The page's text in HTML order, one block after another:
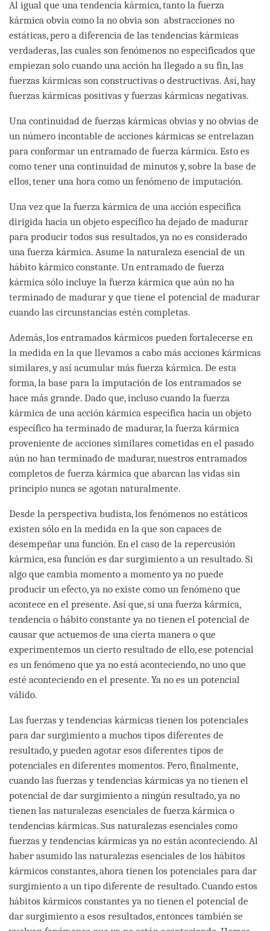
Al igual que una tendencia kármica, tanto la fuerza
kármica obvia como la no obvia son abstracciones no
estáticas, pero a diferencia de las tendencias kármicas
verdaderas, las cuales son fenómenos no especificados que
empiezan solo cuando una acción ha llegado a su fin, las
fuerzas kármicas son constructivas o destructivas. Así, hay
fuerzas kármicas positivas y fuerzas kármicas negativas.
Una continuidad de fuerzas kármicas obvias y no obvias de
un número incontable de acciones kármicas se entrelazan
para conformar un entramado de fuerza kármica. Esto es
como tener una continuidad de minutos y, sobre la base de
ellos, tener una hora como un fenómeno de imputación.
Una vez que la fuerza kármica de una acción específica
dirigida hacia un objeto específico ha dejado de madurar
para producir todos sus resultados, ya no es considerado
una fuerza kármica. Asume la naturaleza esencial de un
hábito kármico constante. Un entramado de fuerza
kármica sólo incluye la fuerza kármica que aún no ha
terminado de madurar y que tiene el potencial de madurar
cuando las circunstancias estén completas.
Además, los entramados kármicos pueden fortalecerse en
la medida en la que llevamos a cabo más acciones kármicas
similares, y así acumular más fuerza kármica. De esta
forma, la base para la imputación de los entramados se
hace más grande. Dado que, incluso cuando la fuerza
kármica de una acción kármica específica hacia un objeto
específico ha terminado de madurar, la fuerza kármica
proveniente de acciones similares cometidas en el pasado
aún no han terminado de madurar, nuestros entramados
completos de fuerza kármica que abarcan las vidas sin
principio nunca se agotan naturalmente.
Desde la perspectiva budista, los fenómenos no estáticos
existen sólo en la medida en la que son capaces de
desempeñar una función. En el caso de la repercusión
kármica, esa función es dar surgimiento a un resultado. Si
algo que cambia momento a momento ya no puede
producir un efecto, ya no existe como un fenómeno que
acontece en el presente. Así que, si una fuerza kármica,
tendencia o hábito constante ya no tienen el potencial de
causar que actuemos de una cierta manera o que
experimentemos un cierto resultado de ello, ese potencial
es un fenómeno que ya no está aconteciendo, no uno que
esté aconteciendo en el presente. Ya no es un potencial
válido.
Las fuerzas y tendencias kármicas tienen los potenciales
para dar surgimiento a muchos tipos diferentes de
resultado, y pueden agotar esos diferentes tipos de
potenciales en diferentes momentos. Pero, finalmente,
cuando las fuerzas y tendencias kármicas ya no tienen el
potencial de dar surgimiento a ningún resultado, ya no
tienen las naturalezas esenciales de fuerza kármica o
tendencias kármicas. Sus naturalezas esenciales como
fuerzas y tendencias kármicas ya no están aconteciendo. Al
haber asumido las naturalezas esenciales de los hábitos
kármicos constantes, ahora tienen los potenciales para dar
surgimiento a un tipo diferente de resultado. Cuando estos
hábitos kármicos constantes ya no tienen el potencial de
dar surgimiento a esos resultados, entonces también se